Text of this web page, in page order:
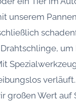
unserem
um
großen Wert auf